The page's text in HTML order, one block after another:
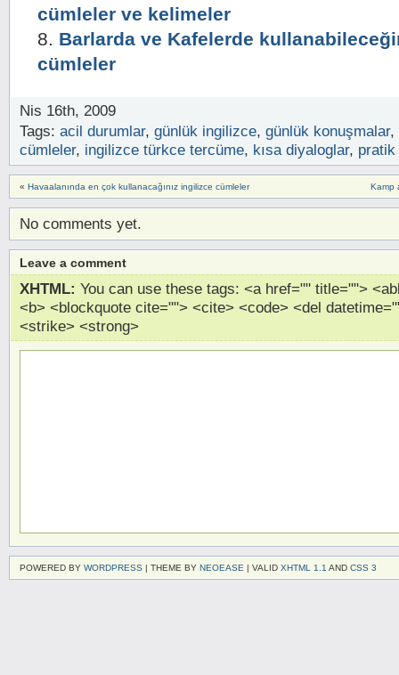
cümleler ve kelimeler
Barlarda ve Kafelerde
cümleler
Nis 16th, 2009
Tags: acil durumlar, günlük ingilizce, günlük konuşmalar,
cümleler, ingilizce türkce tercüme, kısa diyaloglar,
« Havaalanında en çok kullanacağınız ingilizce cümleler Kamp
No comments yet.
Leave a comment
XHTML: You can use these tags: <a href="" title="">
<b> <blockquote cite=""> <cite> <code> <del
<strike> <strong>
POWERED BY WORDPRESS | THEME BY NEOEASE | VALID XHTML 1.1 AND CSS 3